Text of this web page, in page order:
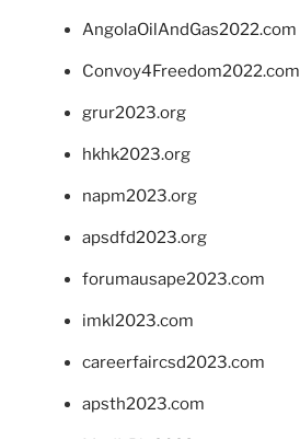
AngolaOilAndGas2022.com
Convoy4Freedom2022.com
grur2023.org
hkhk2023.org
napm2023.org
apsdfd2023.org
forumausape2023.com
imkl2023.com
careerfaircsd2023.com
apsth2023.com